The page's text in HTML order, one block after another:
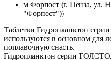
м Форпост (г. Пенза, ул.
"Форпост"))
Таблетки Гидропланктон
используются в основном для
поплавочную снасть.
Гидропланктон серии